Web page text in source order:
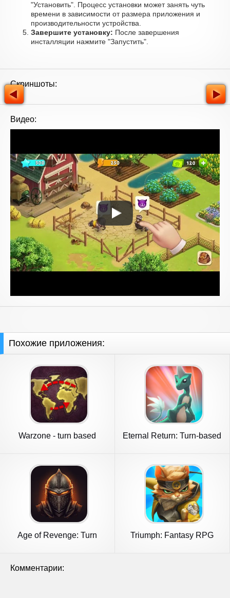
"Установить". Процесс установки может занять чуть
времени в зависимости от размера приложения и
производительности устройства.
Завершите установку: После завершения
инсталляции нажмите "Запустить".
Скриншоты:
Видео:
Похожие приложения:
Warzone - turn based
Eternal Return: Turn-based
Age of Revenge: Turn
Triumph: Fantasy RPG
Комментарии: